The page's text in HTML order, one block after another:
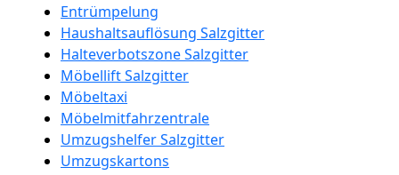
Entrümpelung
Haushaltsauflösung Salzgitter
Halteverbotszone Salzgitter
Möbellift Salzgitter
Möbeltaxi
Möbelmitfahrzentrale
Umzugshelfer Salzgitter
Umzugskartons